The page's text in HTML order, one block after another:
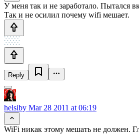
У меня так и не заработало. Пытался
Так и не осилил почему wifi мешает.
Reply
helsiby Mar 28 2011 at 06:19
WiFi никак этому мешать не должен.